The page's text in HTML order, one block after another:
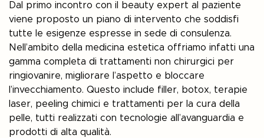
Dal primo incontro con il beauty expert al paziente
viene proposto un piano di intervento che soddisfi
tutte le esigenze espresse in sede di consulenza.
Nell’ambito della medicina estetica offriamo infatti una
gamma completa di trattamenti non chirurgici per
ringiovanire, migliorare l’aspetto e bloccare
l’invecchiamento. Questo include filler, botox, terapie
laser, peeling chimici e trattamenti per la cura della
pelle, tutti realizzati con tecnologie all’avanguardia e
prodotti di alta qualità.